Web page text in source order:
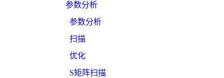
参数分析
参数分析
扫描
优化
S矩阵扫描